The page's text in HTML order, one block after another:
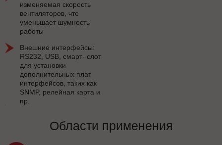
изменяемая скорость
вентиляторов, что
уменьшает шумность
работы
Внешние интерфейсы:
RS232, USB, смарт- слот
для установки
дополнительных плат
интерфейсов, таких как
SNMP, релейная карта и
пр.
Области применения